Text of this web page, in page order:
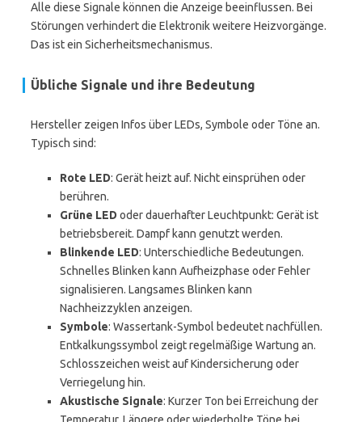
Alle diese Signale können die Anzeige beeinflussen. Bei
Störungen verhindert die Elektronik weitere Heizvorgänge.
Das ist ein Sicherheitsmechanismus.
Übliche Signale und ihre Bedeutung
Hersteller zeigen Infos über LEDs, Symbole oder Töne an.
Typisch sind:
Rote LED: Gerät heizt auf. Nicht einsprühen oder
berühren.
Grüne LED oder dauerhafter Leuchtpunkt: Gerät ist
betriebsbereit. Dampf kann genutzt werden.
Blinkende LED: Unterschiedliche Bedeutungen.
Schnelles Blinken kann Aufheizphase oder Fehler
signalisieren. Langsames Blinken kann
Nachheizzyklen anzeigen.
Symbole: Wassertank-Symbol bedeutet nachfüllen.
Entkalkungssymbol zeigt regelmäßige Wartung an.
Schlosszeichen weist auf Kindersicherung oder
Verriegelung hin.
Akustische Signale: Kurzer Ton bei Erreichung der